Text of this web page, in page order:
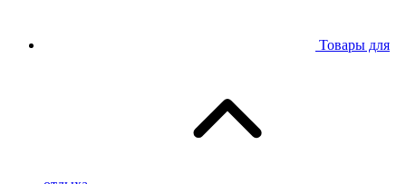
Товары для